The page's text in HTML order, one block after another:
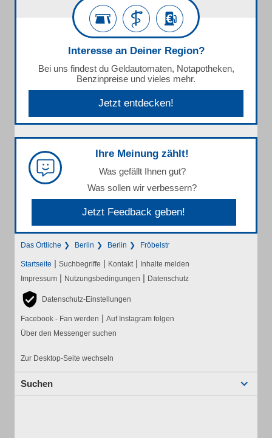
Interesse an Deiner Region?
Bei uns findest du Geldautomaten, Notapotheken,
Benzinpreise und vieles mehr.
Jetzt entdecken!
Ihre Meinung zählt!
Was gefällt Ihnen gut?
Was sollen wir verbessern?
Jetzt Feedback geben!
Das Örtliche Berlin Berlin Fröbelstr
Startseite | Suchbegriffe | Kontakt | Inhalte melden
Impressum | Nutzungsbedingungen | Datenschutz
Datenschutz-Einstellungen
Facebook - Fan werden | Auf Instagram folgen
Über den Messenger suchen
Zur Desktop-Seite wechseln
Suchen